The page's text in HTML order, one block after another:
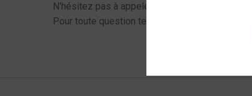
N'hésitez pas à appeler !
Pour toute question technique ou pour finaliser